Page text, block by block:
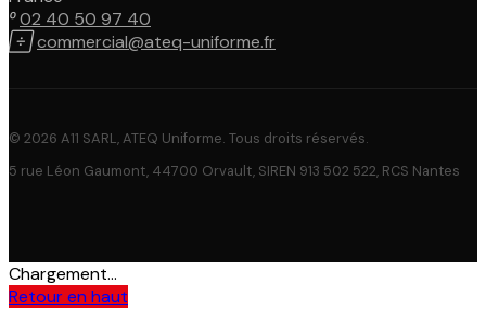
02 40 50 97 40
commercial@ateq-uniforme.fr
© 2026 A11 SARL, ATEQ Uniforme. Tous droits réservés.
5 rue Léon Gaumont, 44700 Orvault, SIREN 913 502 522, RCS Nantes
Chargement...
Retour en haut